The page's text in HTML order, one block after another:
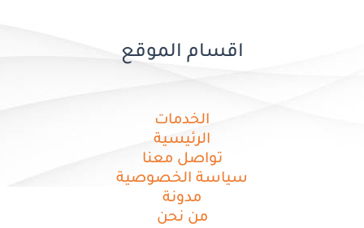
اقسام الموقع
الخدمات
الرئيسية
تواصل معنا
سياسة الخصوصية
مدونة
من نحن